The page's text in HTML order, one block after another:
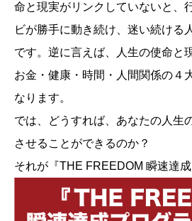
命と現実がリンクしていないと、
ビが勝手に動き続け、迷い続ける
です。逆に言えば、人生の使命と
お金・健康・時間・人間関係の４
なります。
では、どうすれば、あなたの人生
させることができるのか？
それが『THE FREEDOM 瞬速達成